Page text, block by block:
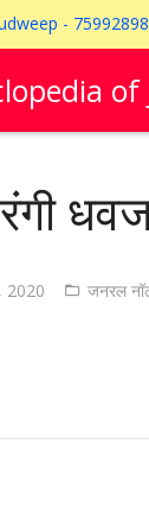
-
of
2020 जनरल